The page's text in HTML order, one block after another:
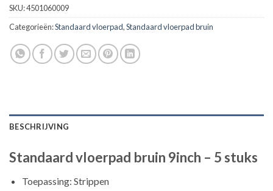
SKU:4501060009
Categorieën:Standaard vloerpad,Standaard vloerpad bruin
BESCHRIJVING
Standaard vloerpad bruin 9inch – 5 stuks
Toepassing: Strippen